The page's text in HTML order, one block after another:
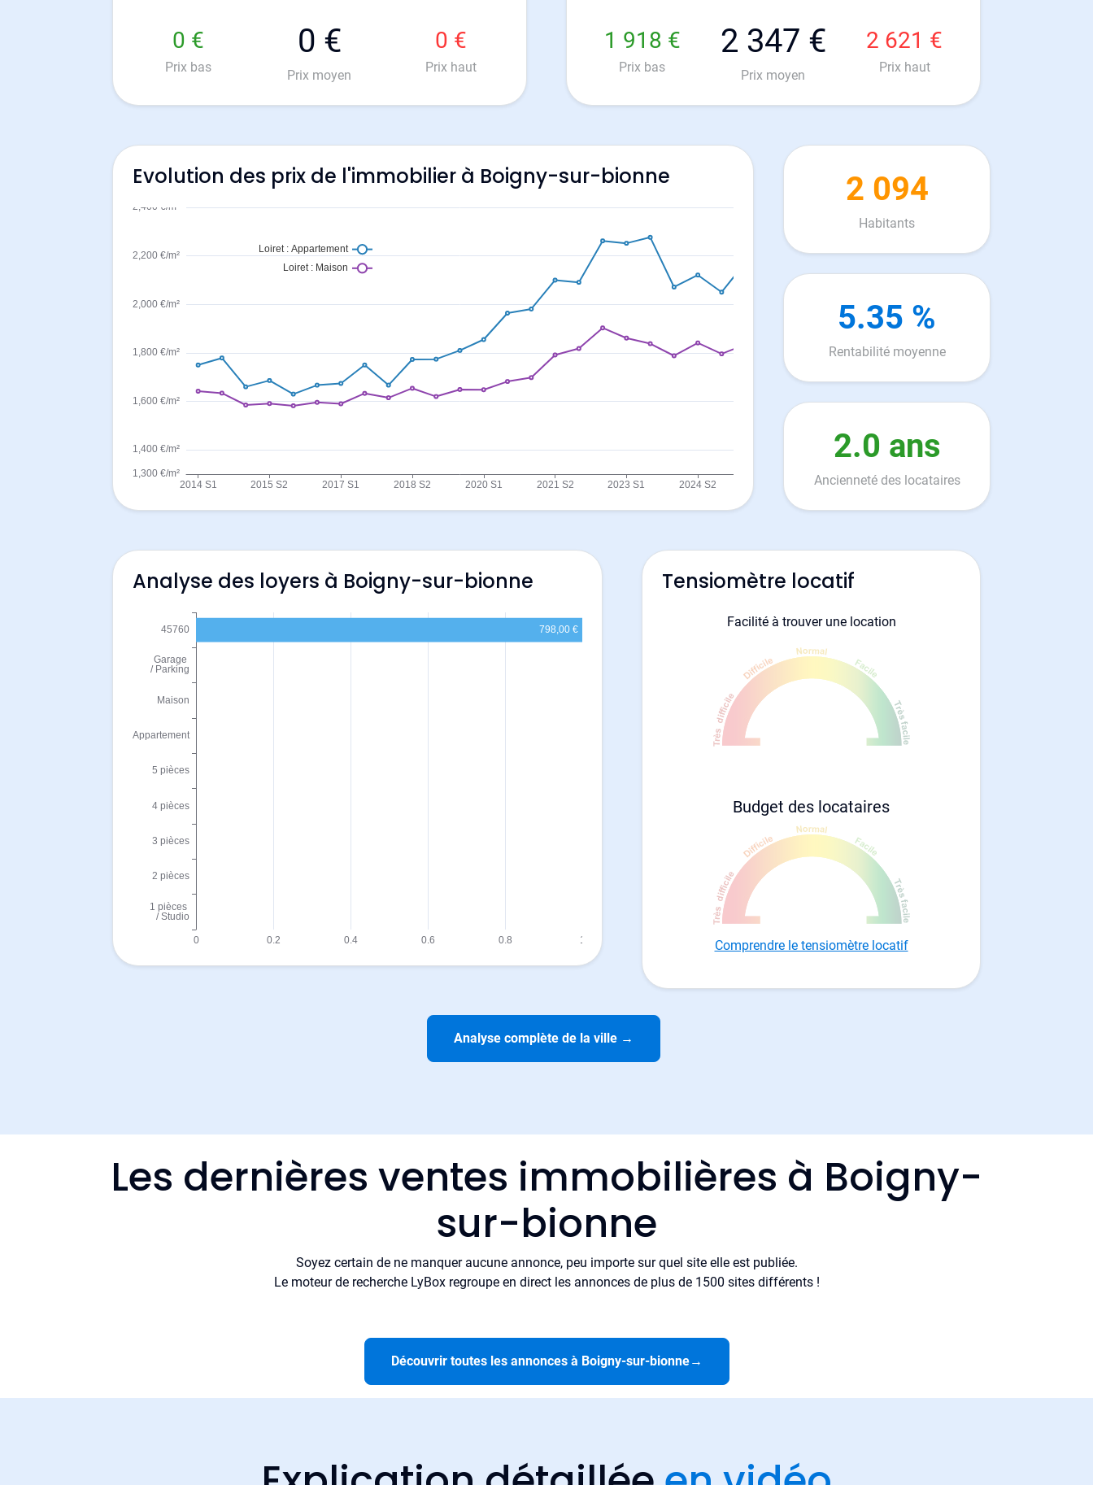
0 €
Prix bas
0 €
Prix moyen
0 €
Prix haut
1 918 €
Prix bas
2 347 €
Prix moyen
2 621 €
Prix haut
Evolution des prix de l'immobilier à Boigny-sur-bionne 2 094
Habitants
5.35 %
Rentabilité moyenne
2.0 ans
Ancienneté des locataires
Analyse des loyers à Boigny-sur-bionne Tensiomètre locatif
Facilité à trouver une location
Budget des locataires
Comprendre le tensiomètre locatif
Analyse complète de la ville →
Les dernières ventes immobilières à Boigny-
sur-bionne
Soyez certain de ne manquer aucune annonce, peu importe sur quel site elle est publiée.
Le moteur de recherche LyBox regroupe en direct les annonces de plus de 1500 sites différents !
Découvrir toutes les annonces à Boigny-sur-bionne→